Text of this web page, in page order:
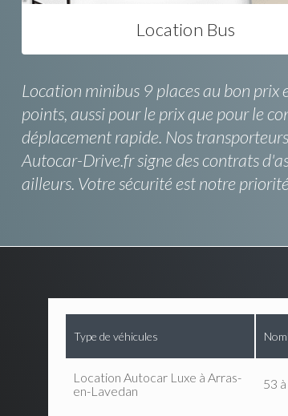
Location Bus
Location minibus 9 places au bon prix
points, aussi pour le prix que pour le
déplacement rapide. Nos
Autocar-Drive.fr signe des contrats
ailleurs. Votre sécurité est notre
Type de véhicules
Location Autocar Luxe à Arras-
en-Lavedan
53